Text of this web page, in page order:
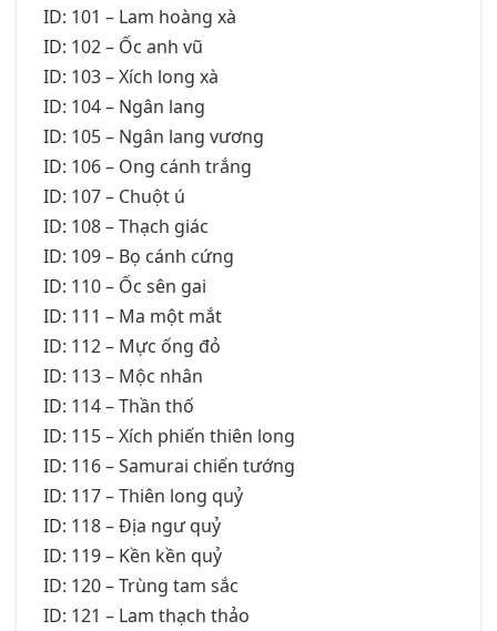
ID: 101 – Lam hoàng xà
ID: 102 – Ốc anh vũ
ID: 103 – Xích long xà
ID: 104 – Ngân lang
ID: 105 – Ngân lang vương
ID: 106 – Ong cánh trắng
ID: 107 – Chuột ú
ID: 108 – Thạch giác
ID: 109 – Bọ cánh cứng
ID: 110 – Ốc sên gai
ID: 111 – Ma một mắt
ID: 112 – Mực ống đỏ
ID: 113 – Mộc nhân
ID: 114 – Thần thố
ID: 115 – Xích phiến thiên long
ID: 116 – Samurai chiến tướng
ID: 117 – Thiên long quỷ
ID: 118 – Địa ngư quỷ
ID: 119 – Kền kền quỷ
ID: 120 – Trùng tam sắc
ID: 121 – Lam thạch thảo